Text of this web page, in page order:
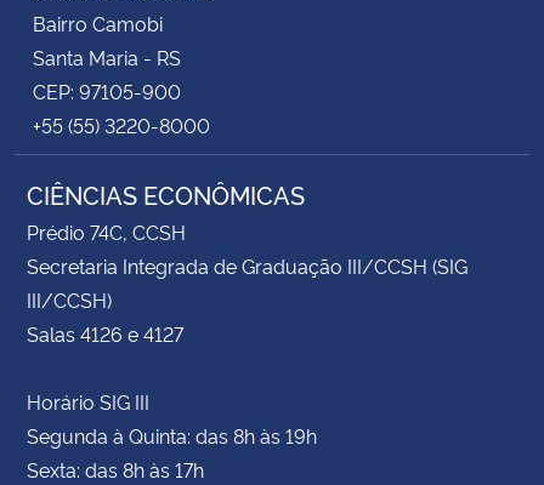
Banco Central do Brasil
Planalto
Bairro Camobi
Santa Maria - RS
CEP: 97105-900
+55 (55) 3220-8000
CIÊNCIAS ECONÔMICAS
Prédio 74C, CCSH
Secretaria Integrada de Graduação III/CCSH (SIG
III/CCSH)
Salas 4126 e 4127
Horário SIG III
Segunda à Quinta: das 8h às 19h
Sexta: das 8h às 17h